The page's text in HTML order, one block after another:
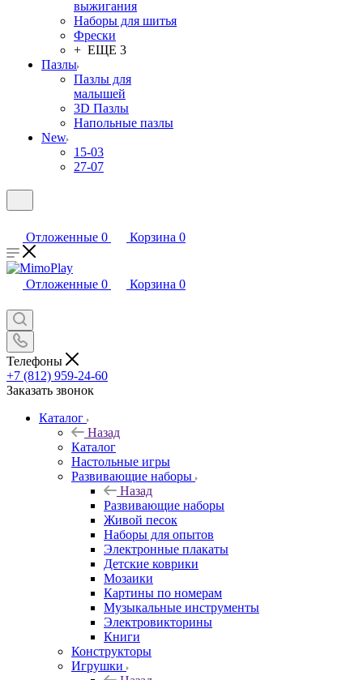
выжигания
Наборы для шитья
Фрески
+ ЕЩЕ 3
Пазлы
Пазлы для
малышей
3D Пазлы
Напольные пазлы
New
15-03
27-07
Отложенные 0 Корзина 0
Отложенные 0 Корзина 0
Телефоны
+7 (812) 959-24-60
Заказать звонок
Каталог
Назад
Каталог
Настольные игры
Развивающие наборы
Назад
Развивающие наборы
Живой песок
Наборы для опытов
Электронные плакаты
Детские коврики
Мозаики
Картины по номерам
Музыкальные инструменты
Электровикторины
Книги
Конструкторы
Игрушки